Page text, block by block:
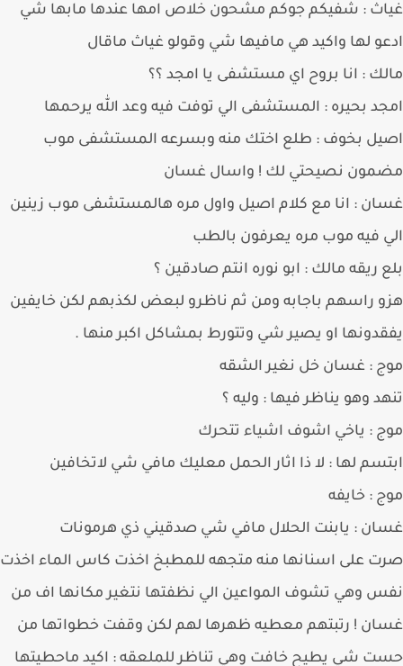
: شفيكم جوكم مشحون خلاص امها عندها مابها شي
لها واكيد هي مافيها شي وقولو غياث ماقال
: انا بروح اي مستشفى يا امجد ؟؟
بحيره : المستشفى الي توفت فيه وعد الله يرحمها
بخوف : طلع اختك منه وبسرعه المستشفى موب
نصيحتي لك ! واسال غسان
: انا مع كلام اصيل واول مره هالمستشفى موب زينين
فيه موب مره يعرفون بالطب
ريقه مالك : ابو نوره انتم صادقين ؟
راسهم باجابه ومن ثم ناظرو لبعض لكذبهم لكن خايفين
او يصير شي وتتورط بمشاكل اكبر منها .
: غسان خل نغير الشقه
وهو يناظر فيها : وليه ؟
: ياخي اشوف اشياء تتحرك
لها : لا ذا اثار الحمل معليك مافي شي لاتخافين
: خايفه
: يابنت الحلال مافي شي صدقيني ذي هرمونات
على اسنانها منه متجهه للمطبخ اخذت كاس الماء اخذت
وهي تشوف المواعين الي نظفتها نتغير مكانها اف من
! رتبتهم معطيه ظهرها لهم لكن وقفت خطواتها من
شي يطيح خافت وهي تناظر للملعقه : اكيد ماحطيتها